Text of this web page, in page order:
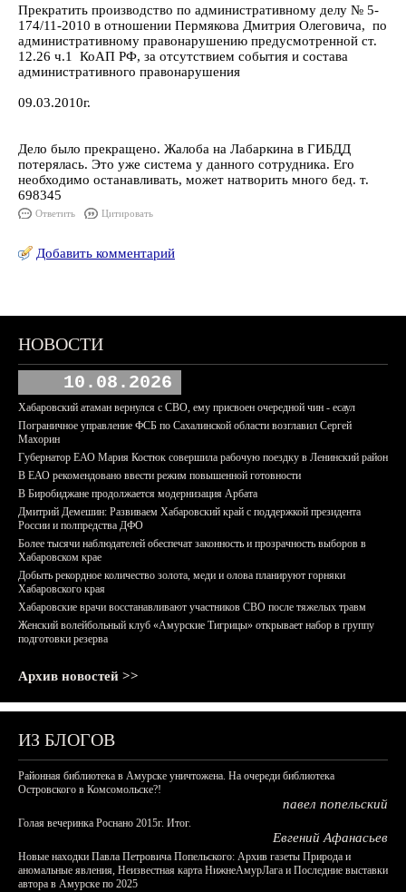
Прекратить производство по административному делу № 5-
174/11-2010 в отношении Пермякова Дмитрия Олеговича, по
административному правонарушению предусмотренной ст.
12.26 ч.1 КоАП РФ, за отсутствием события и состава
административного правонарушения
09.03.2010г.
Дело было прекращено. Жалоба на Лабаркина в ГИБДД
потерялась. Это уже система у данного сотрудника. Его
необходимо останавливать, может натворить много бед. т.
698345
Ответить Цитировать
Добавить комментарий
НОВОСТИ
10.08.2026
Хабаровский атаман вернулся с СВО, ему присвоен очередной чин - есаул
Пограничное управление ФСБ по Сахалинской области возглавил Сергей
Махорин
Губернатор ЕАО Мария Костюк совершила рабочую поездку в Ленинский район
В ЕАО рекомендовано ввести режим повышенной готовности
В Биробиджане продолжается модернизация Арбата
Дмитрий Демешин: Развиваем Хабаровский край с поддержкой президента
России и полпредства ДФО
Более тысячи наблюдателей обеспечат законность и прозрачность выборов в
Хабаровском крае
Добыть рекордное количество золота, меди и олова планируют горняки
Хабаровского края
Хабаровские врачи восстанавливают участников СВО после тяжелых травм
Женский волейбольный клуб «Амурские Тигрицы» открывает набор в группу
подготовки резерва
Архив новостей >>
ИЗ БЛОГОВ
Районная библиотека в Амурске уничтожена. На очереди библиотека
Островского в Комсомольске?!
павел попельский
Голая вечеринка Роснано 2015г. Итог.
Евгений Афанасьев
Новые находки Павла Петровича Попельского: Архив газеты Природа и
аномальные явления, Неизвестная карта НижнеАмурЛага и Последние выставки
автора в Амурске по 2025